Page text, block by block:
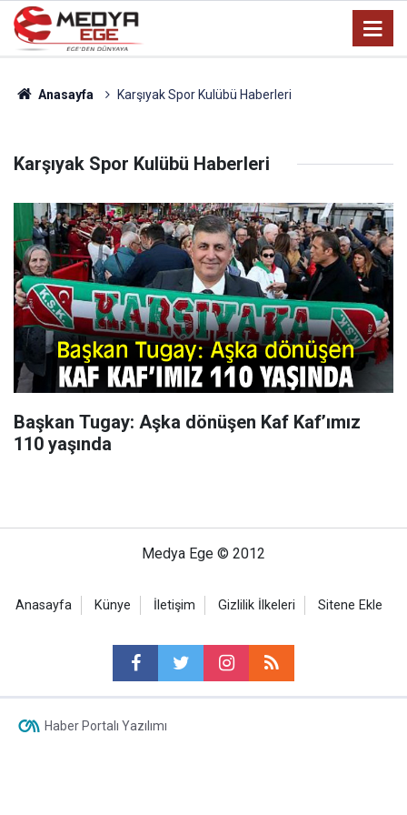
Anasayfa Karşıyak Spor Kulübü Haberleri
Karşıyak Spor Kulübü Haberleri
Başkan Tugay: Aşka dönüşen Kaf Kaf’ımız
110 yaşında
Medya Ege © 2012
Anasayfa Künye İletişim Gizlilik İlkeleri Sitene Ekle
Haber Portalı Yazılımı